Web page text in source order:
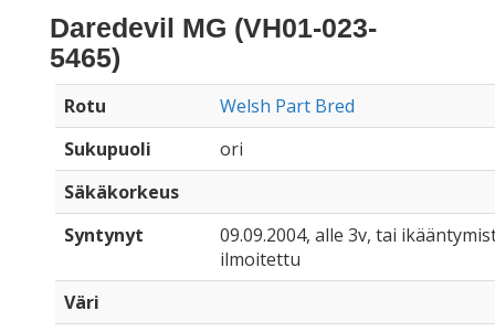
Daredevil MG (VH01-023-
5465)
Rotu
Welsh Part Bred
Sukupuoli
ori
Säkäkorkeus
Syntynyt
09.09.2004, alle 3v, tai
ilmoitettu
Väri